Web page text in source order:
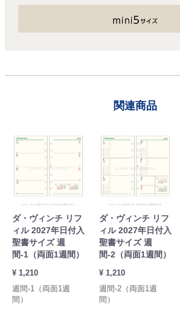
関連商品
ダ・ヴィンチ リフ
ィル 2027年日付入
聖書サイズ 週
間-1（両面1週間）
¥ 1,210
週間-1（両面1週
間）
ダ・ヴィンチ リフ
ィル 2027年日付入
聖書サイズ 週
間-2（両面1週間）
¥ 1,210
週間-2（両面1週
間）